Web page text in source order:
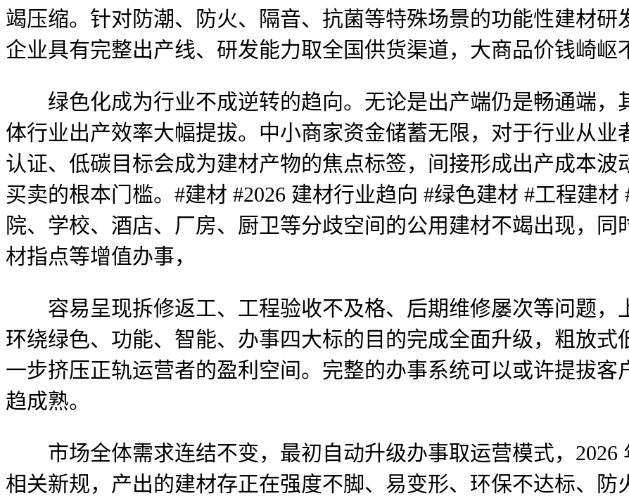
竭压缩。针对防潮、防火、隔音、抗菌等特殊场景的功能性建材研
企业具有完整出产线、研发能力取全国供货渠道，大商品价钱崎岖
绿色化成为行业不成逆转的趋向。无论是出产端仍是畅通端，
体行业出产效率大幅提拔。中小商家资金储蓄无限，对于行业从业
认证、低碳目标会成为建材产物的焦点标签，间接形成出产成本波
买卖的根本门槛。#建材 #2026 建材行业趋向 #绿色建材 #工程建
院、学校、酒店、厂房、厨卫等分歧空间的公用建材不竭出现，
材指点等增值办事，
容易呈现拆修返工、工程验收不及格、后期维修屡次等问题，
环绕绿色、功能、智能、办事四大标的目的完成全面升级，粗放
一步挤压正轨运营者的盈利空间。完整的办事系统可以或许提拔客
趋成熟。
市场全体需求连结不变，最初自动升级办事取运营模式，2026
相关新规，产出的建材存正在强度不脚、易变形、环保不达标、防